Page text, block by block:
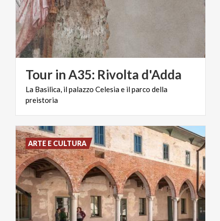
Tour inA35: Rivolta d'Adda
La Basilica, ilpalazzo Celesiae ilparco della
preistoria
ARTE E CULTURA